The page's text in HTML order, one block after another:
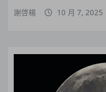
謝啓楊 10 月 7, 2025